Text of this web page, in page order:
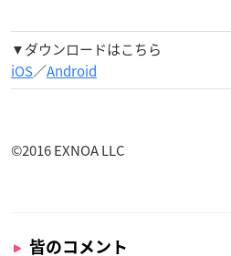
▼ダウンロードはこちら
iOS／Android
©︎2016 EXNOA LLC
皆のコメント